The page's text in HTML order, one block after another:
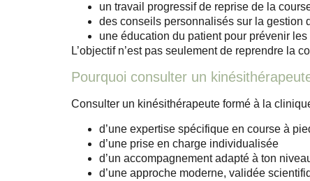
un travail progressif de reprise de la
des conseils personnalisés sur la gestion
une éducation du patient pour prévenir
L’objectif n’est pas seulement de reprendre la
Pourquoi consulter un
Consulter un kinésithérapeute formé à la
d’une expertise spécifique en course à
d’une prise en charge individualisée
d’un accompagnement adapté à ton
d’une approche moderne, validée